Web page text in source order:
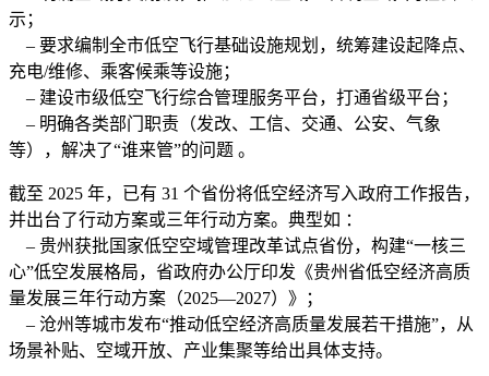
示；
– 要求编制全市低空飞行基础设施规划，统筹建设起降点、
充电/维修、乘客候乘等设施；
– 建设市级低空飞行综合管理服务平台，打通省级平台；
– 明确各类部门职责（发改、工信、交通、公安、气象
等），解决了“谁来管”的问题 。
截至 2025 年，已有 31 个省份将低空经济写入政府工作报告，
并出台了行动方案或三年行动方案。典型如 ：
– 贵州获批国家低空空域管理改革试点省份，构建“一核三
心”低空发展格局，省政府办公厅印发《贵州省低空经济高质
量发展三年行动方案（2025—2027）》；
– 沧州等城市发布“推动低空经济高质量发展若干措施”，从
场景补贴、空域开放、产业集聚等给出具体支持。